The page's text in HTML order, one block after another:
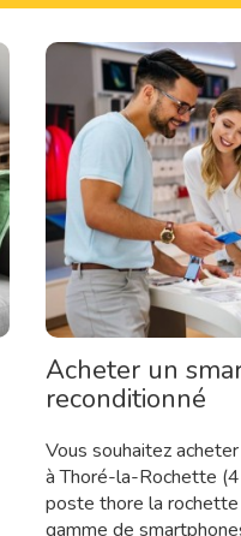
Acheter un
reconditionné
Vous souhaitez
à Thoré-la-Rochette
poste thore la
gamme de